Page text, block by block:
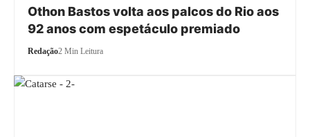
Othon Bastos volta aos palcos do Rio aos
92 anos com espetáculo premiado
Redação2 Min Leitura